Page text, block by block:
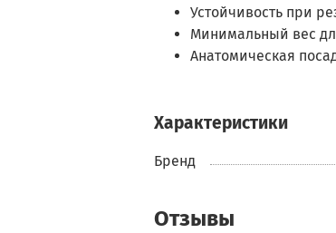
Устойчивость при
Минимальный вес
Анатомическая
Характеристики
Бренд
Отзывы